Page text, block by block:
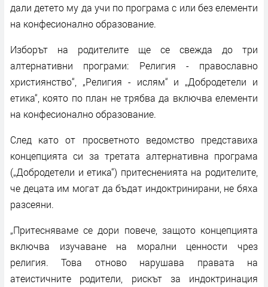
дали детето му да учи по програма с или без елементи
на конфесионално образование.
Изборът на родителите ще се свежда до три
алтернативни програми: Религия - православно
християнство“, „Религия - ислям“ и „Добродетели и
етика“, която по план не трябва да включва елементи
на конфесионално образование.
След като от просветното ведомство представиха
концепцията си за третата алтернативна програма
(„Добродетели и етика“) притесненията на родителите,
че децата им могат да бъдат индоктринирани, не бяха
разсеяни.
„Притесняваме се дори повече, защото концепцията
включва изучаване на морални ценности чрез
религия. Това отново нарушава правата на
атеистичните родители, рискът за индоктринация